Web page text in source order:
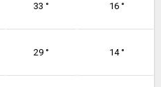
33 ° 16 °
29 ° 14 °